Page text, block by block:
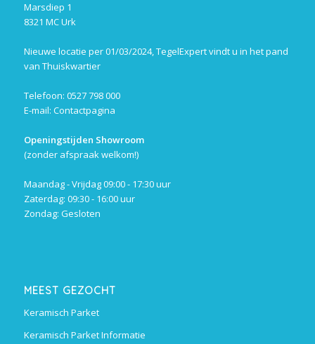
Marsdiep 1
8321 MC Urk
Nieuwe locatie per 01/03/2024, TegelExpert vindt u in het pand
van Thuiskwartier
Telefoon: 0527 798 000
E-mail: Contactpagina
Openingstijden Showroom
(zonder afspraak welkom!)
Maandag - Vrijdag 09:00 - 17:30 uur
Zaterdag: 09:30 - 16:00 uur
Zondag: Gesloten
MEEST GEZOCHT
Keramisch Parket
Keramisch Parket Informatie